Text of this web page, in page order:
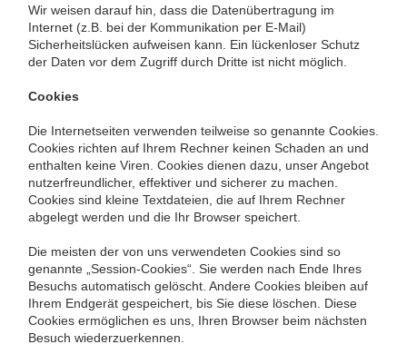
Wir weisen darauf hin, dass die Datenübertragung im
Internet (z.B. bei der Kommunikation per E-Mail)
Sicherheitslücken aufweisen kann. Ein lückenloser Schutz
der Daten vor dem Zugriff durch Dritte ist nicht möglich.
Cookies
Die Internetseiten verwenden teilweise so genannte Cookies.
Cookies richten auf Ihrem Rechner keinen Schaden an und
enthalten keine Viren. Cookies dienen dazu, unser Angebot
nutzerfreundlicher, effektiver und sicherer zu machen.
Cookies sind kleine Textdateien, die auf Ihrem Rechner
abgelegt werden und die Ihr Browser speichert.
Die meisten der von uns verwendeten Cookies sind so
genannte „Session-Cookies“. Sie werden nach Ende Ihres
Besuchs automatisch gelöscht. Andere Cookies bleiben auf
Ihrem Endgerät gespeichert, bis Sie diese löschen. Diese
Cookies ermöglichen es uns, Ihren Browser beim nächsten
Besuch wiederzuerkennen.